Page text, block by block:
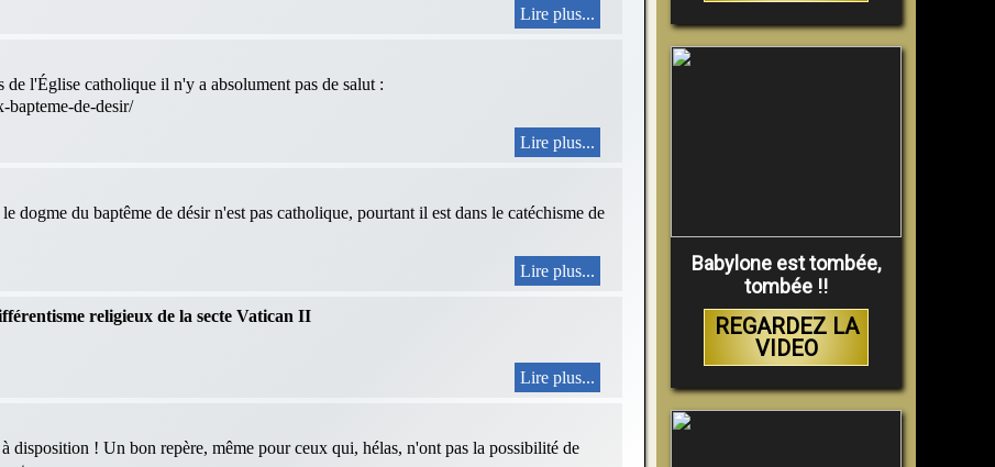
Lire plus...
l'Église catholique il n'y a absolument pas de salut :
bapteme-de-desir/
Lire plus...
dogme du baptême de désir n'est pas catholique, pourtant il est dans le catéchisme de
Lire plus...
religieux de la secte Vatican II
Lire plus...
! Un bon repère, même pour ceux qui, hélas, n'ont pas la possibilité de
Babylone est tombée,
tombée !!
REGARDEZ LA
VIDEO